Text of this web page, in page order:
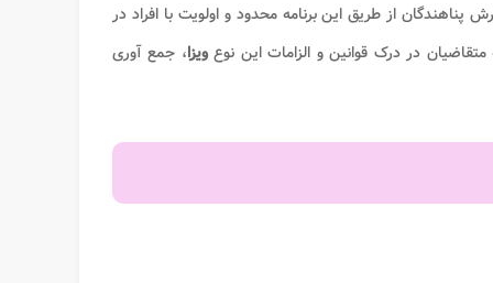
از طریق این برنامه محدود و اولویت با افراد در
متقاضیان در درک قوانین و الزامات این نوعویزا، جمع ‌آوری